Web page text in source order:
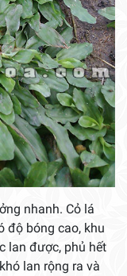
nhanh. Cỏ lá
độ bóng cao, khu
lan được, phủ hết
lan rộng ra và